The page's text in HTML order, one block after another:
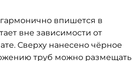
впишется в
вне зависимости от
Сверху нанесено чёрное
труб можно размещать